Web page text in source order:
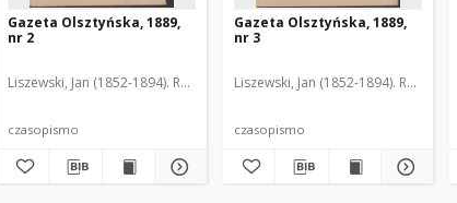
Gazeta Olsztyńska, 1889,
nr 2
Liszewski, Jan (1852-1894). Red.
czasopismo
Gazeta Olsztyńska, 1889,
nr 3
Liszewski, Jan (1852-1894). Red.
czasopismo